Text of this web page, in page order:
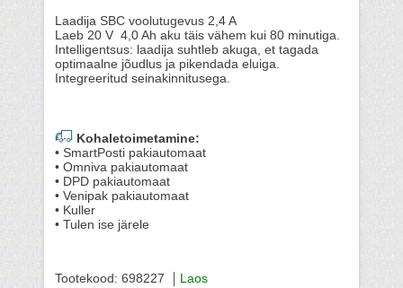
Laadija SBC voolutugevus 2,4 A
Laeb 20 V 4,0 Ah aku täis vähem kui 80 minutiga.
Intelligentsus: laadija suhtleb akuga, et tagada
optimaalne jõudlus ja pikendada eluiga.
Integreeritud seinakinnitusega.
Kohaletoimetamine:
• SmartPosti pakiautomaat
• Omniva pakiautomaat
• DPD pakiautomaat
• Venipak pakiautomaat
• Kuller
• Tulen ise järele
Tootekood: 698227 Laos